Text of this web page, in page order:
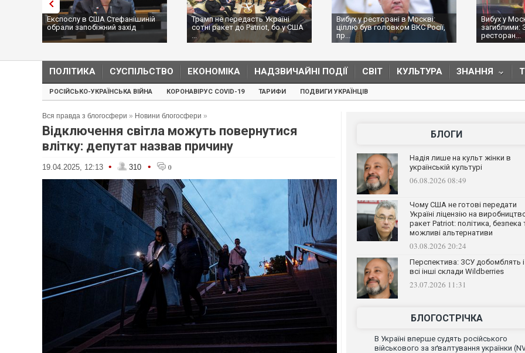
Експослу в США Стефанішиній
обрали запобіжний захід
Трамп не передасть Україні
сотні ракет до Patriot, бо у США
...
Вибух у ресторані в Москві:
ціллю був головком ВКС Росії,
пр...
Вибух у
загиблими:
ресторан...
ПОЛІТИКА СУСПІЛЬСТВО ЕКОНОМІКА НАДЗВИЧАЙНІ ПОДІЇ СВІТ КУЛЬТУРА ЗНАННЯ
РОСІЙСЬКО-УКРАЇНСЬКА ВІЙНА КОРОНАВІРУС COVID-19 ТАРИФИ ПОДВИГИ УКРАЇНЦІВ
Вся правда з блогосфери » Новини блогосфери »
Відключення світла можуть повернутися
влітку: депутат назвав причину
19.04.2025, 12:13 • 310 • 0
БЛОГИ
Надія лише на культ жінки в
українській культурі
06.08.2026 08:49
Чому США не готові передати
Україні ліцензію на
ракет Patriot: політика, безпека
можливі альтернативи
03.08.2026 20:24
Перспектива: ЗСУ добомблять і
всі інші склади Wildberries
23.07.2026 11:31
БЛОГОСТРІЧКА
В Україні вперше судять російського
військового за зґвалтування українки